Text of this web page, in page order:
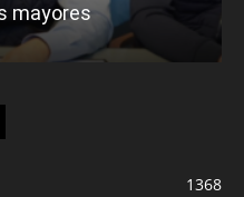
mayores
1368